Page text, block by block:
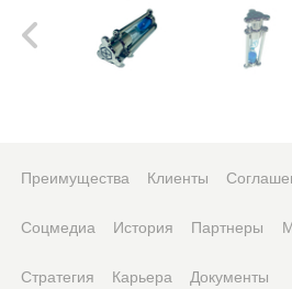
Преимущества Клиенты
Соцмедиа История Партнеры
Стратегия Карьера Документы